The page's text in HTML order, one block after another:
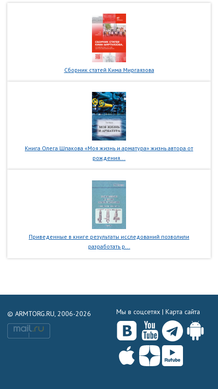
Сборник статей Кима Миргаязова
Книга Олега Шпакова «Моя жизнь и арматура» жизнь автора от
рождения...
Приведенные в книге результаты исследований позволили
разработать р...
© ARMTORG.RU, 2006-2026 Мы в соцсетях | Карта сайта